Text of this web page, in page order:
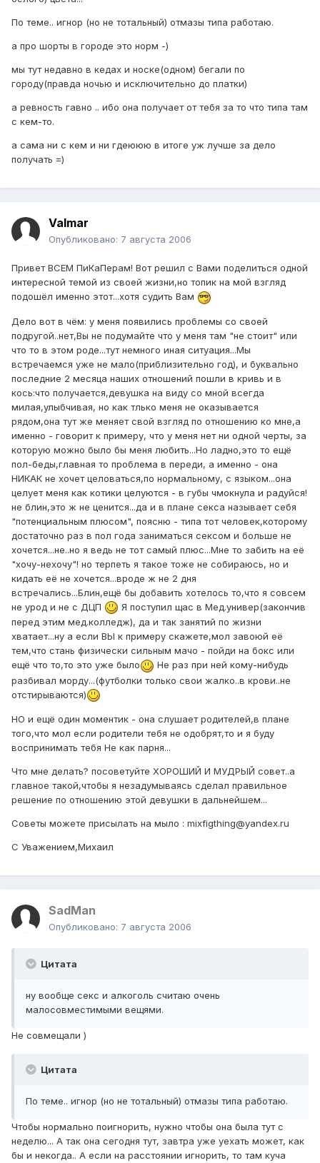
По теме.. игнор (но не тотальный) отмазы типа работаю.
а про шорты в городе это норм -)
мы тут недавно в кедах и носке(одном) бегали по
городу(правда ночью и исключительно до платки)
а ревность гавно .. ибо она получает от тебя за то что типа там
с кем-то.
а сама ни с кем и ни гдеююю в итоге уж лучше за дело
получать =)
Valmar
Опубликовано: 7 августа 2006
Привет ВСЕМ ПиКаПерам! Вот решил с Вами поделиться одной
интересной темой из своей жизни,но топик на мой взгляд
подошёл именно этот...хотя судить Вам
Дело вот в чём: у меня появились проблемы со своей
подругой..нет,Вы не подумайте что у меня там "не стоит" или
что то в этом роде...тут немного иная ситуация...Мы
встречаемся уже не мало(приблизительно год), и буквально
последние 2 месяца наших отношений пошли в кривь и в
кось:что получается,девушка на виду со мной всегда
милая,улыбчивая, но как тлько меня не оказывается
рядом,она тут же меняет свой взгляд по отношению ко мне,а
именно - говорит к примеру, что у меня нет ни одной черты, за
которую можно было бы меня любить...Но ладно,это то ещё
пол-беды,главная то проблема в переди, а именно - она
НИКАК не хочет целоваться,по нормальному, с языком...она
целует меня как котики целуются - в губы чмокнула и радуйся!
не блин,это ж не ценится...да и в плане секса называет себя
"потенциальным плюсом", поясню - типа тот человек,которому
достаточно раз в пол года заниматься сексом и больше не
хочется...не..но я ведь не тот самый плюс...Мне то забить на её
"хочу-нехочу"! но терпеть я такое тоже не собираюсь, но и
кидать её не хочется...вроде ж не 2 дня
встречались...Блин,ещё бы добавить хотелось то,что я совсем
не урод и не с ДЦП
Я поступил щас в Мед.универ(закончив
перед этим мед.колледж), да и так занятий по жизни
хватает...ну а если ВЫ к примеру скажете,мол завоюй её
тем,что стань физически сильным мачо - пойди на бокс или
ещё что то,то это уже было
Не раз при ней кому-нибудь
разбивал морду...(футболки только свои жалко..в крови..не
отстирываются)
НО и ещё один моментик - она слушает родителей,в плане
того,что мол если родители тебя не одобрят,то и я буду
воспринимать тебя Не как парня...
Что мне делать? посоветуйте ХОРОШИЙ И МУДРЫЙ совет..а
главное такой,чтобы я незадумываясь сделал правильное
решение по отношению этой девушки в дальнейшем...
Советы можете присылать на мыло : mixfigthing@yandex.ru
С Уважением,Михаил
SadMan
Опубликовано: 7 августа 2006
Цитата
ну вообще секс и алкоголь считаю очень
малосовместимыми вещями.
Не совмещали )
Цитата
По теме.. игнор (но не тотальный) отмазы типа работаю.
Чтобы нормально поигнорить, нужно чтобы она была тут с
неделю... А так она сегодня тут, завтра уже уехать может, как
бы и некогда.. А если на расстоянии игнорить, то там куча